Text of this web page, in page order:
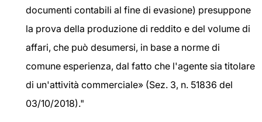
documenti contabili al fine di evasione) presuppone
la prova della produzione di reddito e del volume di
affari, che può desumersi, in base a norme di
comune esperienza, dal fatto che l'agente sia titolare
di un'attività commerciale» (Sez. 3, n. 51836 del
03/10/2018)."